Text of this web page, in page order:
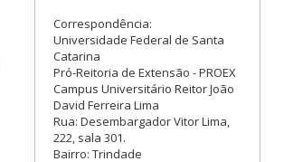
Correspondência:
Universidade Federal de Santa
Catarina
Pró-Reitoria de Extensão - PROEX
Campus Universitário Reitor João
David Ferreira Lima
Rua: Desembargador Vitor Lima,
222, sala 301.
Bairro: Trindade